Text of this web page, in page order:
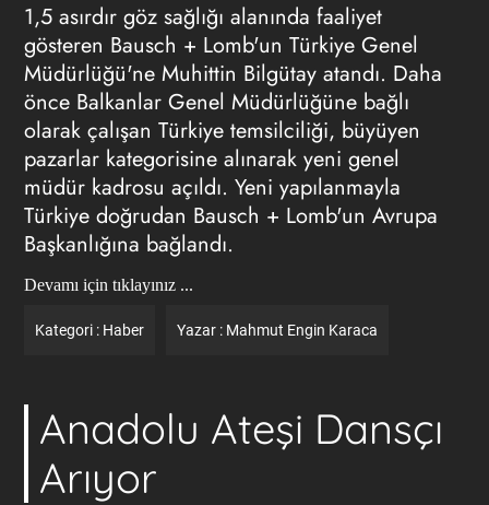
1,5 asırdır göz sağlığı alanında faaliyet
gösteren Bausch + Lomb'un Türkiye Genel
Müdürlüğü'ne Muhittin Bilgütay atandı. Daha
önce Balkanlar Genel Müdürlüğüne bağlı
olarak çalışan Türkiye temsilciliği, büyüyen
pazarlar kategorisine alınarak yeni genel
müdür kadrosu açıldı. Yeni yapılanmayla
Türkiye doğrudan Bausch + Lomb'un Avrupa
Başkanlığına bağlandı.
Devamı için tıklayınız ...
Kategori : Haber Yazar : Mahmut Engin Karaca
Anadolu Ateşi Dansçı
Arıyor